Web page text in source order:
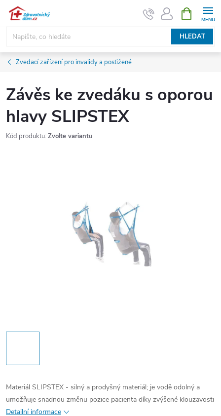
Přejít
obsah
HLEDAT
NÁKUPNÍ
KOŠÍK
Zvedací zařízení pro invalidy a postižené
Závěs ke zvedáku s oporou
hlavy SLIPSTEX
Kód produktu: Zvolte variantu
Materiál SLIPSTEX - silný a prodyšný materiál; je vodě odolný a
umožňuje snadnou změnu pozice pacienta díky zvýšené klouzavosti
Detailní informace